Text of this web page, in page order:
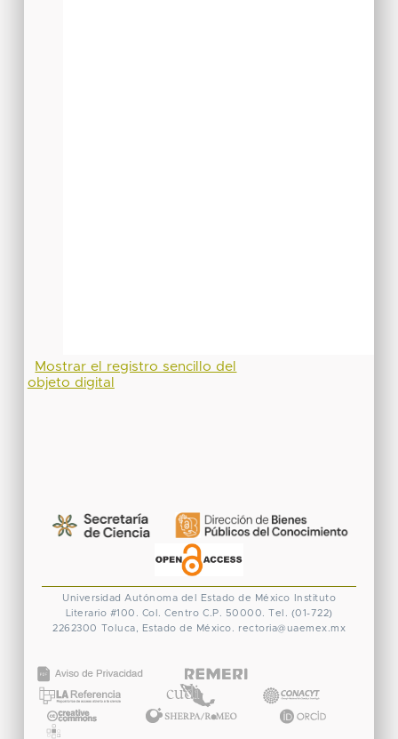
Mostrar el registro sencillo del
objeto digital
Universidad Autónoma del Estado de México
Instituto
Literario #100. Col. Centro C.P. 50000. Tel. (01-722)
2262300
Toluca, Estado de México. rectoria@uaemex.mx